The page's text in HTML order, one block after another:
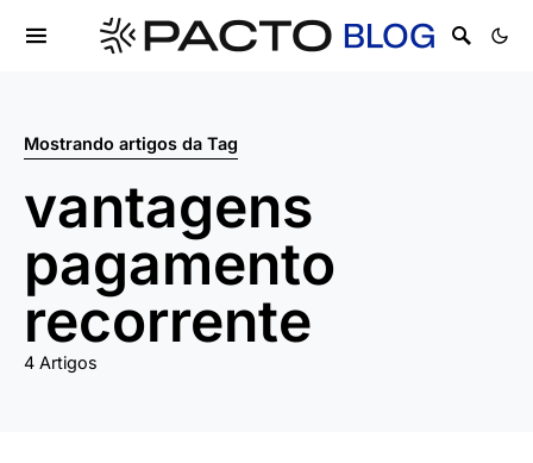
Mostrando artigos da Tag
vantagens
pagamento
recorrente
4 Artigos